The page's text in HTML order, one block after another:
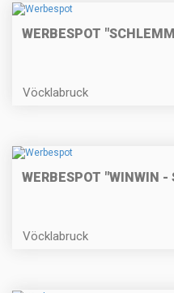
WERBESPOT
Vöcklabruck
WERBESPOT "WINWIN
Vöcklabruck